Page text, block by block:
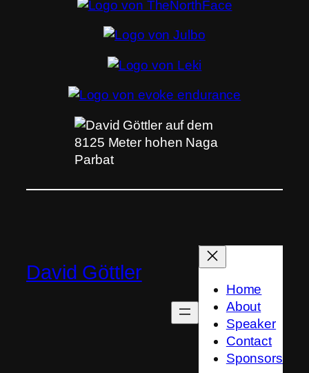
David Göttler
Home
About
Speaker
Contact
Sponsors